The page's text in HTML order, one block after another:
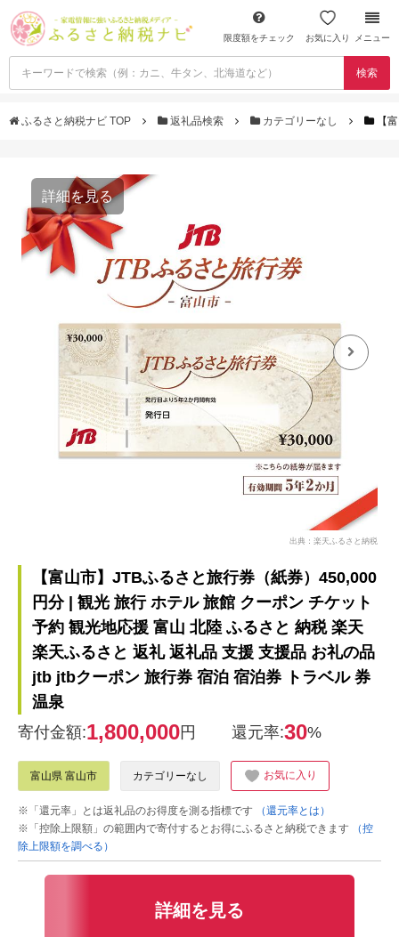
限度額をチェック お気に入り メニュー
検索
ふるさと納税ナビ TOP 返礼品検索 カテゴリーなし 【
詳細を見る
出典：楽天ふるさと納税
【富山市】JTBふるさと旅行券（紙券）450,000
円分 | 観光 旅行 ホテル 旅館 クーポン チケット
予約 観光地応援 富山 北陸 ふるさと 納税 楽天
楽天ふるさと 返礼 返礼品 支援 支援品 お礼の品
jtb jtbクーポン 旅行券 宿泊 宿泊券 トラベル 券
温泉
寄付金額:1,800,000円 還元率:30%
富山県 富山市 カテゴリーなし お気に入り
※「還元率」とは返礼品のお得度を測る指標です
（還元率とは）
※「控除上限額」の範囲内で寄付するとお得にふるさと納税できます
（控
除上限額を調べる）
詳細を見る